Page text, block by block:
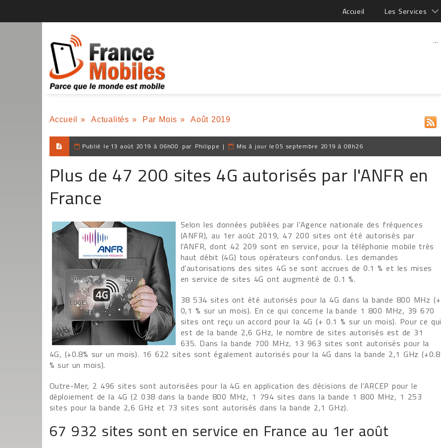
Accueil Les Services
...
Accueil » Actualités » Par Mois » Août 2019
Publié le 13 août 2019 à 06h00 par Philippe | Mis à jour le 05 septembre 2019 à 08h26
Plus de 47 200 sites 4G autorisés par l'ANFR en
France
Selon les données publiées par l'Agence nationale des fréquences
(ANFR), au 1er août 2019, 47 200 sites ont été autorisés par
l'ANFR, dont 42 209 sont en service, pour la téléphonie mobile très
haut débit (4G) tous opérateurs confondus. Les demandes
d'autorisations des sites 4G se sont accrues de 0.1 % et les mises
en service de sites 4G ont augmenté de 0.1 %.
38 534 sites ont été autorisés pour la 4G dans la bande 800 MHz (+
0,1 % sur un mois). En ce qui concerne la bande 1 800 MHz, 39 670
sites ont reçu un accord pour la 4G (+ 0.1 % sur un mois). Pour ce qui
est de la bande 2,6 GHz, le nombre de sites autorisés est de 31
635. Dans la bande 700 MHz, 13 963 sites sont autorisés pour la
4G, (+0.8% sur un mois). 16 622 sites sont également autorisés pour la 4G dans la bande 2,1 GHz (+0.8
% sur un mois).
Outre-Mer, 2 496 sites sont autorisées pour la 4G en application des décisions de l'ARCEP pour le
déploiement de la 4G (2 038 dans la bande 800 MHz, 1 794 sites dans la bande 1 800 MHz, 1 253
sites pour la bande 2,6 GHz et 73 sites sont autorisés dans la bande 2,1 GHz).
67 932 sites sont en service en France au 1er août